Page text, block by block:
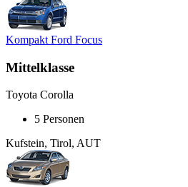
Kompakt Ford Focus
Mittelklasse
Toyota Corolla
5 Personen
Kufstein, Tirol, AUT